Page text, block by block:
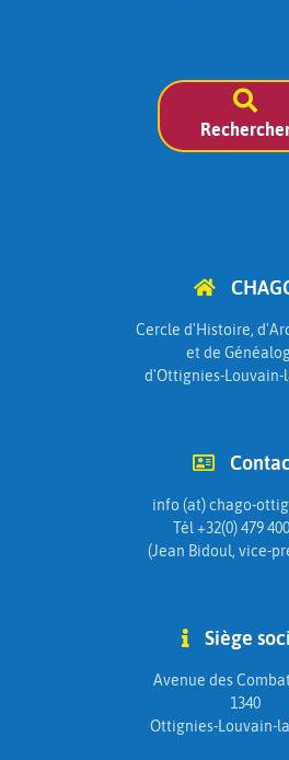
Cercle d'Histoire,
et de
d'Ottignies-Louvain-
info (at) chago-
Tél +32(0) 479
(Jean Bidoul, vice-
Siège
Avenue des
1340
Ottignies-Louvain-